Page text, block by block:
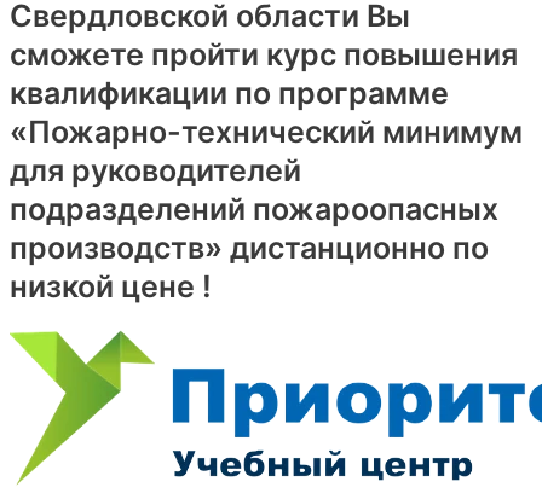
Свердловской области Вы
сможете пройти курс повышения
квалификации по программе
«Пожарно-технический минимум
для руководителей
подразделений пожароопасных
производств» дистанционно по
низкой цене !